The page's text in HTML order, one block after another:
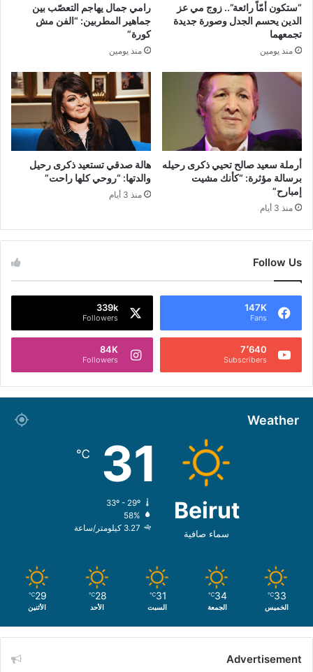
“ستكون أمّاً رائعة”.. زوج مي عز
الدين يحسم الجدل وصورة جديدة
تجمعهما
منذ يومين
رامي جمال يهاجم التعصّب بين
جماهير المطربين: “الفن مش
كورة”
منذ يومين
أرملة سعيد صالح تحيي ذكرى رحيله
برسالة مؤثرة: “كأنك مشيت
إمبارح”
منذ 3 أيام
هالة صدقي تستعيد ذكرى رحيل
والدتها: “روحي كلها راحت”
منذ 3 أيام
Follow Us
147K
Fans
339k
Followers
7٬640
Subscribers
84K
Followers
Weather
Beirut
سماء صافية
31
℃
33º - 29º
58%
3.27 كيلومتر/ساعة
33
℃
الخميس
34
℃
الجمعة
31
℃
السبت
28
℃
الأحد
29
℃
الأثنين
Advertisement